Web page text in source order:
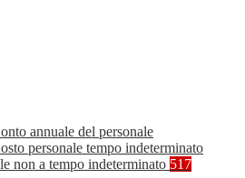
annuale del personale
personale tempo indeterminato
non a tempo indeterminato 517